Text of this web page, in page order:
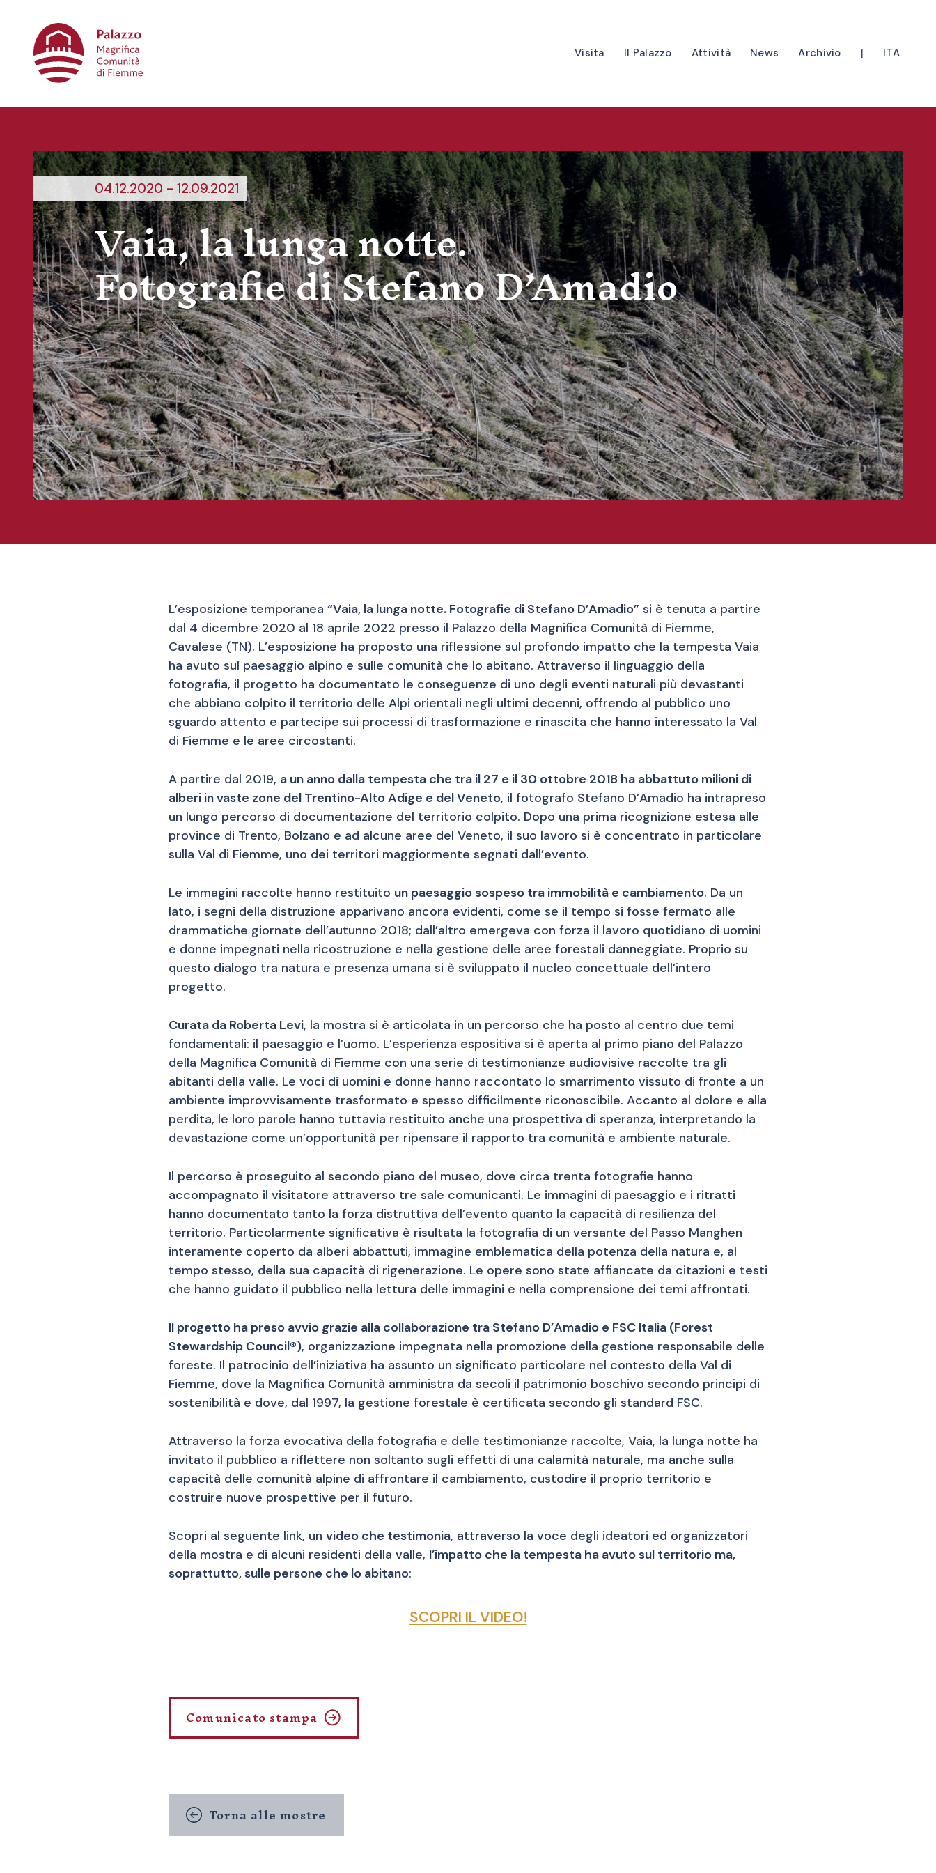
Palazzo Magnifica Comunità di Fiemme
Visita
Newsletter
Il Palazzo
Attività
Eventi privati
News
Archivio
| ITA
04.12.2020 - 12.09.2021
Vaia, la lunga notte.
Fotografie di Stefano D’Amadio
L’esposizione temporanea “Vaia, la lunga notte. Fotografie di Stefano D’Amadio” si è tenuta a partire
dal 4 dicembre 2020 al 18 aprile 2022 presso il Palazzo della Magnifica Comunità di Fiemme,
Cavalese (TN). L’esposizione ha proposto una riflessione sul profondo impatto che la tempesta Vaia
ha avuto sul paesaggio alpino e sulle comunità che lo abitano. Attraverso il linguaggio della
fotografia, il progetto ha documentato le conseguenze di uno degli eventi naturali più devastanti
che abbiano colpito il territorio delle Alpi orientali negli ultimi decenni, offrendo al pubblico uno
sguardo attento e partecipe sui processi di trasformazione e rinascita che hanno interessato la Val
di Fiemme e le aree circostanti.
A partire dal 2019, a un anno dalla tempesta che tra il 27 e il 30 ottobre 2018 ha abbattuto milioni di
alberi in vaste zone del Trentino-Alto Adige e del Veneto, il fotografo Stefano D’Amadio ha intrapreso
un lungo percorso di documentazione del territorio colpito. Dopo una prima ricognizione estesa alle
province di Trento, Bolzano e ad alcune aree del Veneto, il suo lavoro si è concentrato in particolare
sulla Val di Fiemme, uno dei territori maggiormente segnati dall’evento.
Le immagini raccolte hanno restituito un paesaggio sospeso tra immobilità e cambiamento. Da un
lato, i segni della distruzione apparivano ancora evidenti, come se il tempo si fosse fermato alle
drammatiche giornate dell’autunno 2018; dall’altro emergeva con forza il lavoro quotidiano di uomini
e donne impegnati nella ricostruzione e nella gestione delle aree forestali danneggiate. Proprio su
questo dialogo tra natura e presenza umana si è sviluppato il nucleo concettuale dell’intero
progetto.
Curata da Roberta Levi, la mostra si è articolata in un percorso che ha posto al centro due temi
fondamentali: il paesaggio e l’uomo. L’esperienza espositiva si è aperta al primo piano del Palazzo
della Magnifica Comunità di Fiemme con una serie di testimonianze audiovisive raccolte tra gli
abitanti della valle. Le voci di uomini e donne hanno raccontato lo smarrimento vissuto di fronte a un
ambiente improvvisamente trasformato e spesso difficilmente riconoscibile. Accanto al dolore e alla
perdita, le loro parole hanno tuttavia restituito anche una prospettiva di speranza, interpretando la
devastazione come un’opportunità per ripensare il rapporto tra comunità e ambiente naturale.
Il percorso è proseguito al secondo piano del museo, dove circa trenta fotografie hanno
accompagnato il visitatore attraverso tre sale comunicanti. Le immagini di paesaggio e i ritratti
hanno documentato tanto la forza distruttiva dell’evento quanto la capacità di resilienza del
territorio. Particolarmente significativa è risultata la fotografia di un versante del Passo Manghen
interamente coperto da alberi abbattuti, immagine emblematica della potenza della natura e, al
tempo stesso, della sua capacità di rigenerazione. Le opere sono state affiancate da citazioni e testi
che hanno guidato il pubblico nella lettura delle immagini e nella comprensione dei temi affrontati.
Il progetto ha preso avvio grazie alla collaborazione tra Stefano D’Amadio e FSC Italia (Forest
Stewardship Council®), organizzazione impegnata nella promozione della gestione responsabile delle
foreste. Il patrocinio dell’iniziativa ha assunto un significato particolare nel contesto della Val di
Fiemme, dove la Magnifica Comunità amministra da secoli il patrimonio boschivo secondo principi di
sostenibilità e dove, dal 1997, la gestione forestale è certificata secondo gli standard FSC.
Attraverso la forza evocativa della fotografia e delle testimonianze raccolte, Vaia, la lunga notte ha
invitato il pubblico a riflettere non soltanto sugli effetti di una calamità naturale, ma anche sulla
capacità delle comunità alpine di affrontare il cambiamento, custodire il proprio territorio e
costruire nuove prospettive per il futuro.
Scopri al seguente link, un video che testimonia, attraverso la voce degli ideatori ed organizzatori
della mostra e di alcuni residenti della valle, l’impatto che la tempesta ha avuto sul territorio ma,
soprattutto, sulle persone che lo abitano:
SCOPRI IL VIDEO!
Comunicato stampa
Torna alle mostre